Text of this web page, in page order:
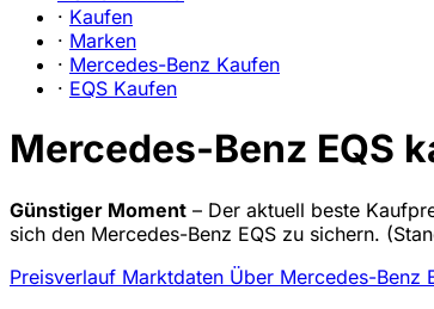
· Kaufen
· Marken
· Mercedes-Benz Kaufen
· EQS Kaufen
Mercedes-Benz EQS
Günstiger Moment – Der aktuell beste
sich den Mercedes-Benz EQS zu sichern.
Preisverlauf Marktdaten Über Mercedes-Benz